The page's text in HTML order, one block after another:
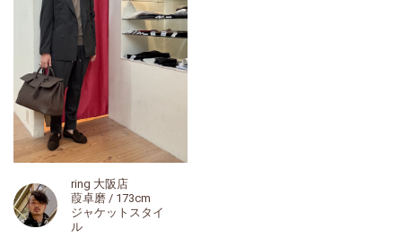
ring 大阪店
葭卓磨 / 173cm
ジャケットスタイ
ル